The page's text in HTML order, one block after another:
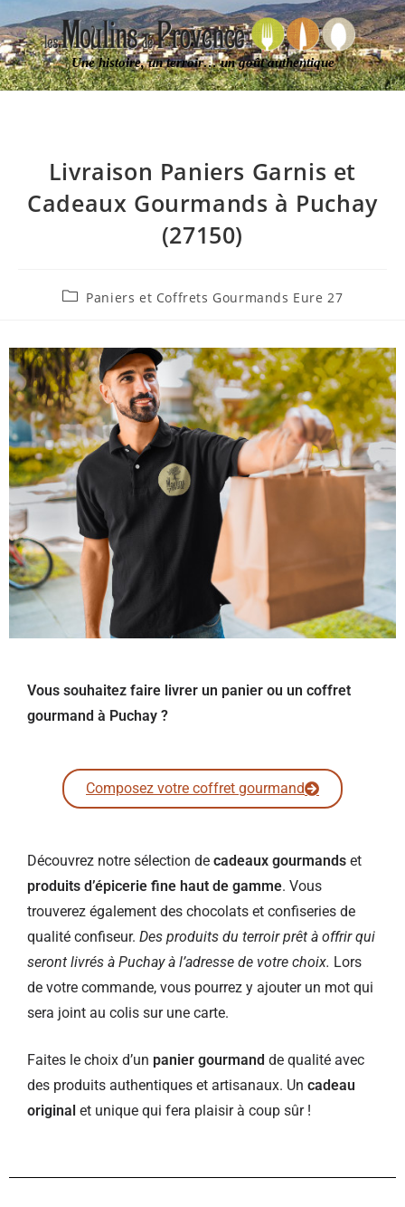
Une histoire, un terroir… un goût authentique
Livraison Paniers Garnis et
Cadeaux Gourmands à Puchay
(27150)
Paniers et Coffrets Gourmands Eure 27
Vous souhaitez faire livrer un panier ou un coffret
gourmand à Puchay ?
Composez votre coffret gourmand
Découvrez notre sélection de cadeaux gourmands et
produits d’épicerie fine haut de gamme. Vous
trouverez également des chocolats et confiseries de
qualité confiseur. Des produits du terroir prêt à offrir qui
seront livrés à Puchay à l’adresse de votre choix. Lors
de votre commande, vous pourrez y ajouter un mot qui
sera joint au colis sur une carte.
Faites le choix d’un panier gourmand de qualité avec
des produits authentiques et artisanaux. Un cadeau
original et unique qui fera plaisir à coup sûr !